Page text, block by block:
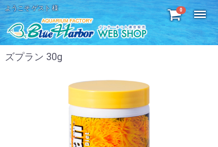
0
ようこそ ゲスト 様 Menu
ズプラン 30g